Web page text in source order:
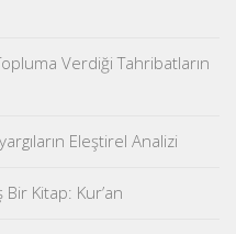
Verdiği Tahribatların
Eleştirel Analizi
Kitap: Kur’an